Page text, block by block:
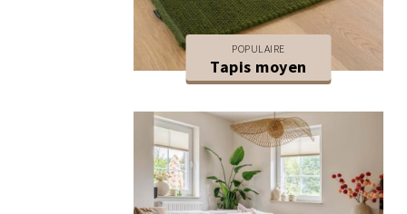
POPULAIRE
Tapis moyen